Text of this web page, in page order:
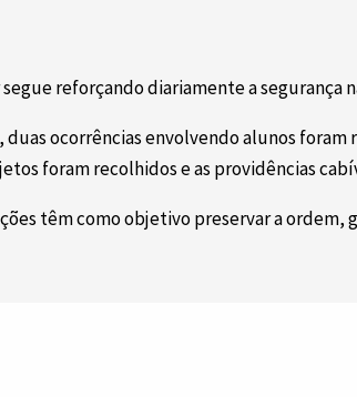
segue reforçando diariamente a
duas ocorrências envolvendo alunos
foram recolhidos e as providências
têm como objetivo preservar a